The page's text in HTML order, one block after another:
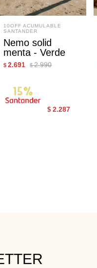
10OFF ACUMULABLE
SANTANDER
Nemo solid
menta - Verde
$ 2.691 $ 2.990
$ 2.287